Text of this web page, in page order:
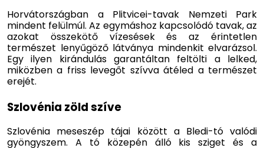
Horvátországban a Plitvicei-tavak Nemzeti Park
mindent felülmúl. Az egymáshoz kapcsolódó tavak, az
azokat összekötő vízesések és az érintetlen
természet lenyűgöző látványa mindenkit elvarázsol.
Egy ilyen kirándulás garantáltan feltölti a lelked,
miközben a friss levegőt szívva átéled a természet
erejét.
Szlovénia zöld szíve
Szlovénia meseszép tájai között a Bledi-tó valódi
gyöngyszem. A tó közepén álló kis sziget és a